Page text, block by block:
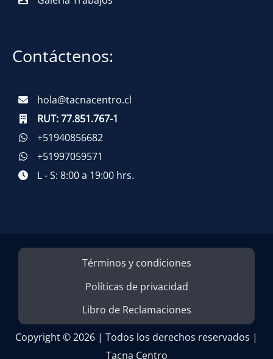
Contáctenos:
hola@tacnacentro.cl
RUT:77.851.767-1
+51940856682
+51997059571
L - S: 8:00 a 19:00 hrs.
Términos y condiciones
Políticas de privacidad
Libro de Reclamaciones
Copyright © 2026 | Todos los derechos reservados |
Tacna Centro